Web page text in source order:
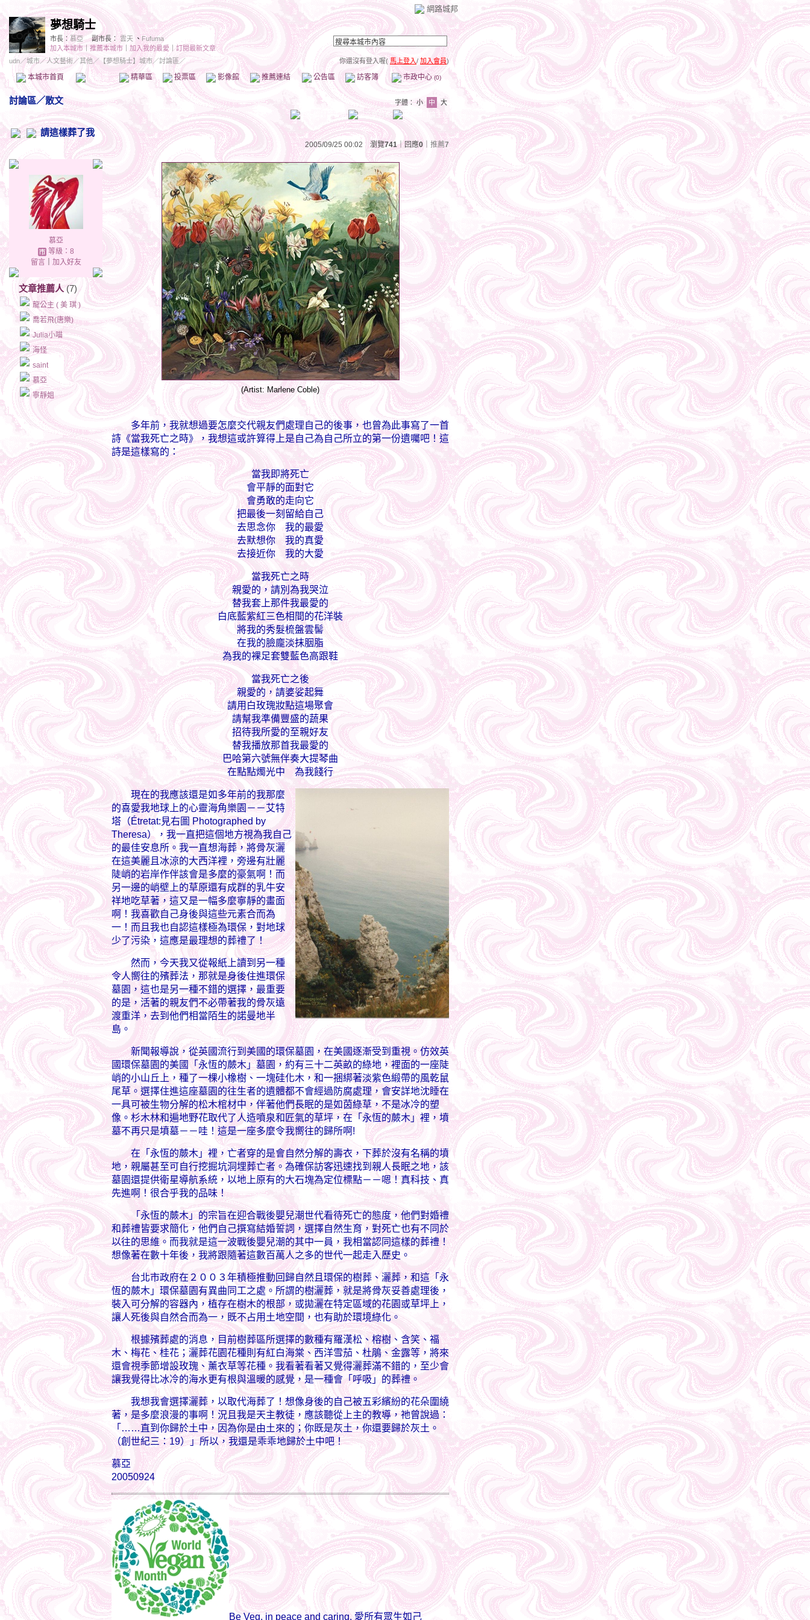
網路城邦
夢想騎士
市長：慕亞 副市長： 雲天 、Fufuma
加入本城市｜推薦本城市 加入我的最愛｜訂閱最新文章
udn／城市／人文藝術／其他／ 【夢想騎士】城市／討論區／ 你還沒有登入喔(馬上登入/ 加入會員)
本城市首頁 討論區 精華區 投票區 影像館 推薦連結 公告區 訪客簿 市政中心(0)
討論區／散文 字體： 小 中 大
請這樣葬了我
2005/09/25 00:02 瀏覽741｜回應0 推薦7
慕亞
等級：8
留言｜ 加入好友
文章推薦人(7)
龍公主 ( 美 琪 )
喬若飛(唐樂)
Julia小喵
海怪
saint
慕亞
寧靜姐
(Artist: Marlene Coble)
多年前，我就想過要怎麼交代親友們處理自己的後事，也曾為此事寫了一首
詩《當我死亡之時》，我想這或許算得上是自己為自己所立的第一份遺囑吧！這
詩是這樣寫的：
當我即將死亡
會平靜的面對它
會勇敢的走向它
把最後一刻留給自己
去思念你 我的最愛
去默想你 我的真愛
去接近你 我的大愛
當我死亡之時
親愛的，請別為我哭泣
替我套上那件我最愛的
白底藍紫紅三色相間的花洋裝
將我的秀髮梳盤雲髻
在我的臉龐淡抹胭脂
為我的裸足套雙藍色高跟鞋
當我死亡之後
親愛的，請婆娑起舞
請用白玫瑰妝點這場聚會
請幫我準備豐盛的蔬果
招待我所愛的至親好友
替我播放那首我最愛的
巴哈第六號無伴奏大提琴曲
在點點燭光中 為我餞行
現在的我應該還是如多年前的我那麼
的喜愛我地球上的心靈海角樂園－－艾特
塔（Étretat:見右圖 Photographed by
Theresa），我一直把這個地方視為我自己
的最佳安息所。我一直想海葬，將骨灰灑
在這美麗且冰涼的大西洋裡，旁邊有壯麗
陡峭的岩岸作伴該會是多麼的豪氣啊！而
另一邊的峭壁上的草原還有成群的乳牛安
祥地吃草著，這又是一幅多麼寧靜的畫面
啊！我喜歡自己身後與這些元素合而為
一！而且我也自認這樣極為環保，對地球
少了污染，這應是最理想的葬禮了！
然而，今天我又從報紙上讀到另一種
令人嚮往的殯葬法，那就是身後住進環保
墓園，這也是另一種不錯的選擇，最重要
的是，活著的親友們不必帶著我的骨灰遠
渡重洋，去到他們相當陌生的諾曼地半
島。
新聞報導說，從英國流行到美國的環保墓園，在美國逐漸受到重視。仿效英
國環保墓園的美國「永恆的蕨木」墓園，約有三十二英畝的綠地，裡面的一座陡
峭的小山丘上，種了一棵小橡樹、一塊硅化木，和一捆綁著淡紫色緞帶的風乾鼠
尾草。選擇住進這座墓園的往生者的遺體都不會經過防腐處理，會安詳地沈睡在
一具可被生物分解的松木棺材中，伴著他們長眠的是如茵綠草，不是冰冷的塑
像。杉木林和遍地野花取代了人造噴泉和匠氣的草坪，在「永恆的蕨木」裡，墳
墓不再只是墳墓－－哇！這是一座多麼令我嚮往的歸所啊!
在「永恆的蕨木」裡，亡者穿的是會自然分解的壽衣，下葬於沒有名稱的墳
地，親屬甚至可自行挖掘坑洞埋葬亡者。為確保訪客迅速找到親人長眠之地，該
墓園還提供衛星導航系統，以地上原有的大石塊為定位標點－－嗯！真科技、真
先進啊！很合乎我的品味！
「永恆的蕨木」的宗旨在迎合戰後嬰兒潮世代看待死亡的態度，他們對婚禮
和葬禮皆要求簡化，他們自己撰寫結婚誓詞，選擇自然生育，對死亡也有不同於
以往的思維。而我就是這一波戰後嬰兒潮的其中一員，我相當認同這樣的葬禮！
想像著在數十年後，我將跟隨著這數百萬人之多的世代一起走入歷史。
台北市政府在２００３年積極推動回歸自然且環保的樹葬、灑葬，和這「永
恆的蕨木」環保墓園有異曲同工之處。所謂的樹灑葬，就是將骨灰妥善處理後，
裝入可分解的容器內，植存在樹木的根部，或拋灑在特定區域的花園或草坪上，
讓人死後與自然合而為一，既不占用土地空間，也有助於環境綠化。
根據殯葬處的消息，目前樹葬區所選擇的數種有羅漢松、榕樹、含笑、福
木、梅花、桂花；灑葬花園花種則有紅白海棠、西洋雪茄、杜鵑、金露等，將來
還會視季節增設玫瑰、薰衣草等花種。我看著看著又覺得灑葬滿不錯的，至少會
讓我覺得比冰冷的海水更有根與溫暖的感覺，是一種會「呼吸」的葬禮。
我想我會選擇灑葬，以取代海葬了！想像身後的自己被五彩繽紛的花朵圍繞
著，是多麼浪漫的事啊！況且我是天主教徒，應該聽從上主的教導，祂曾說過：
「……直到你歸於土中，因為你是由土來的；你既是灰土，你還要歸於灰土。
（創世紀三：19）」所以，我還是乖乖地歸於土中吧！
慕亞
20050924
Be Veg, in peace and caring. 愛所有眾生如己